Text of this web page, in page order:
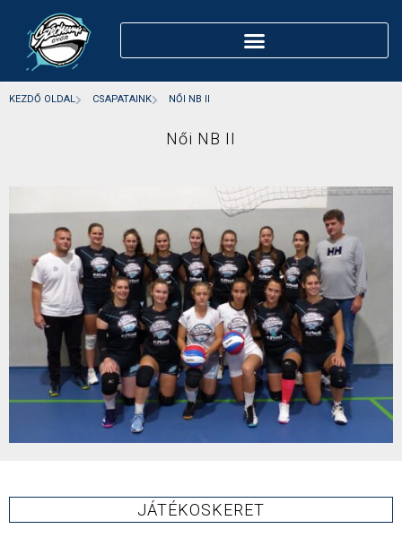
KEZDŐ OLDAL CSAPATAINK NŐI NB II
Női NB II
JÁTÉKOSKERET